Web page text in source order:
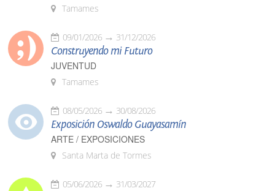
Tamames
09/01/2026 31/12/2026
Construyendo mi Futuro
JUVENTUD
Tamames
08/05/2026 30/08/2026
Exposición Oswaldo Guayasamín
ARTE / EXPOSICIONES
Santa Marta de Tormes
05/06/2026 31/03/2027